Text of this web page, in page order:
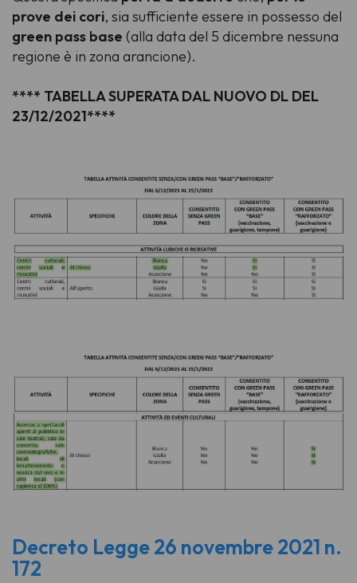
prove dei cori, sia sufficiente essere in possesso del
green pass base (alla data del 5 dicembre nessuna
regione è in zona arancione).
**** TABELLA SUPERATA DAL NUOVO DL DEL
23/12/2021****
Decreto Legge 26 novembre 2021 n.
172